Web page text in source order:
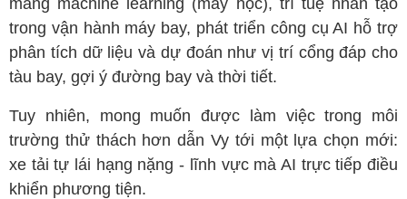
mảng machine learning (máy học), trí tuệ nhân tạo
trong vận hành máy bay, phát triển công cụ AI hỗ trợ
phân tích dữ liệu và dự đoán như vị trí cổng đáp cho
tàu bay, gợi ý đường bay và thời tiết.
Tuy nhiên, mong muốn được làm việc trong môi
trường thử thách hơn dẫn Vy tới một lựa chọn mới:
xe tải tự lái hạng nặng - lĩnh vực mà AI trực tiếp điều
khiển phương tiện.